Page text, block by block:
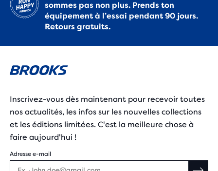
sommes pas non plus. Prends ton
équipement à l’essai pendant 90 jours.
Retours gratuits.
Inscrivez-vous dès maintenant pour recevoir toutes
nos actualités, les infos sur les nouvelles collections
et les éditions limitées. C'est la meilleure chose à
faire aujourd'hui !
Adresse e-mail